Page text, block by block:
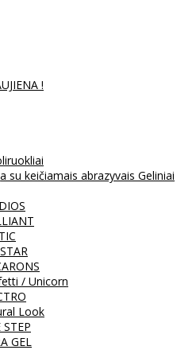
!
su keičiamais abrazyvais Geliniai
/ Unicorn
Look
GEL